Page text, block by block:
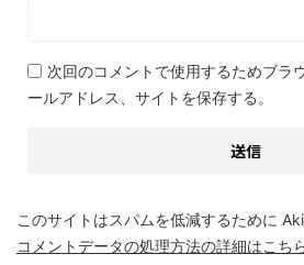
次回のコメントで使用するためブラ
ールアドレス、サイトを保存する。
このサイトはスパムを低減するために
コメントデータの処理方法の詳細はこち